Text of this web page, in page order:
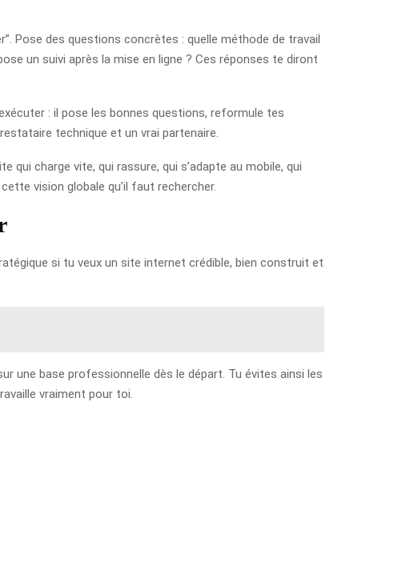
Pose des questions concrètes : quelle méthode de travail
un suivi après la mise en ligne ? Ces réponses te diront
: il pose les bonnes questions, reformule tes
technique et un vrai partenaire.
qui charge vite, qui rassure, qui s’adapte au mobile, qui
vision globale qu’il faut rechercher.
si tu veux un site internet crédible, bien construit et
une base professionnelle dès le départ. Tu évites ainsi les
vraiment pour toi.